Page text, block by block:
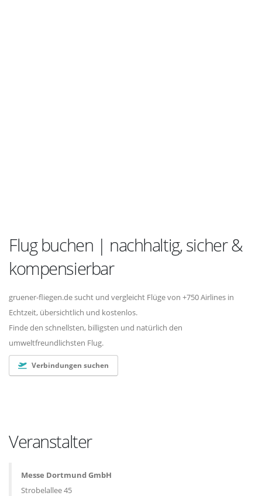
Flug buchen | nachhaltig, sicher &
kompensierbar
gruener-fliegen.de sucht und vergleicht Flüge von +750 Airlines in
Echtzeit, übersichtlich und kostenlos.
Finde den schnellsten, billigsten und natürlich den
umweltfreundlichsten Flug.
Verbindungen suchen
Veranstalter
Messe Dortmund GmbH
Strobelallee 45